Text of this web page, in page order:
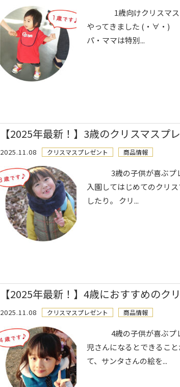
1歳向けクリスマスプ
やってきました (・∀・)
パ・ママは特別...
【2025年最新！】3歳のクリスマスプ
2025.11.08 クリスマスプレゼント 商品情報
3歳の子供が喜ぶプレ
入園してはじめてのクリス
したり。 クリ...
【2025年最新！】4歳におすすめのク
2025.11.08 クリスマスプレゼント 商品情報
4歳の子供が喜ぶプ
児さんになるとできるこ
て、サンタさんの絵を...